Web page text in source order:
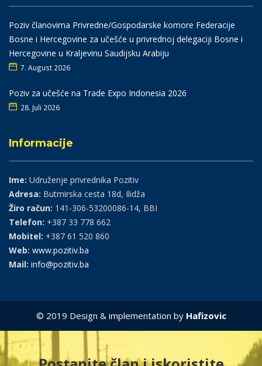
Poziv članovima Privredne/Gospodarske komore Federacije
Bosne i Hercegovine za učešće u privrednoj delegaciji Bosne i
Hercegovine u Kraljevinu Saudijsku Arabiju
7. August 2026
Poziv za učešće na Trade Expo Indonesia 2026
28. Juli 2026
Informacije
Ime: Udruženje privrednika Pozitiv
Adresa: Butmirska cesta 18d, Ilidža
Žiro račun: 141-306-53200086-14, BBI
Telefon: +387 33 778 662
Mobitel: +387 61 520 860
Web: www.pozitiv.ba
Mail: info@pozitiv.ba
© 2019 Design & implementation by Hafizovic